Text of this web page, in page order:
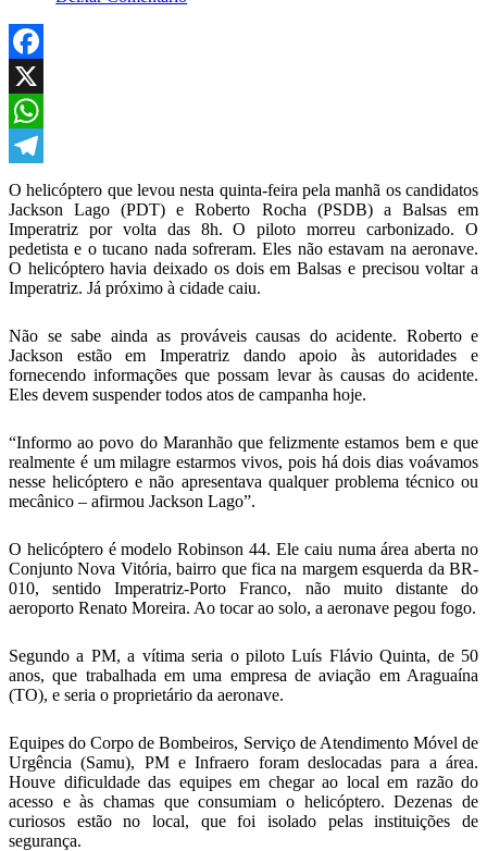
Facebook
X
WhatsApp
Telegram
O helicóptero que levou nesta quinta-feira pela manhã os candidatos
Jackson Lago (PDT) e Roberto Rocha (PSDB) a Balsas em
Imperatriz por volta das 8h. O piloto morreu carbonizado. O
pedetista e o tucano nada sofreram. Eles não estavam na aeronave.
O helicóptero havia deixado os dois em Balsas e precisou voltar a
Imperatriz. Já próximo à cidade caiu.
Não se sabe ainda as prováveis causas do acidente. Roberto e
Jackson estão em Imperatriz dando apoio às autoridades e
fornecendo informações que possam levar às causas do acidente.
Eles devem suspender todos atos de campanha hoje.
“Informo ao povo do Maranhão que felizmente estamos bem e que
realmente é um milagre estarmos vivos, pois há dois dias voávamos
nesse helicóptero e não apresentava qualquer problema técnico ou
mecânico – afirmou Jackson Lago”.
O helicóptero é modelo Robinson 44. Ele caiu numa área aberta no
Conjunto Nova Vitória, bairro que fica na margem esquerda da BR-
010, sentido Imperatriz-Porto Franco, não muito distante do
aeroporto Renato Moreira. Ao tocar ao solo, a aeronave pegou fogo.
Segundo a PM, a vítima seria o piloto Luís Flávio Quinta, de 50
anos, que trabalhada em uma empresa de aviação em Araguaína
(TO), e seria o proprietário da aeronave.
Equipes do Corpo de Bombeiros, Serviço de Atendimento Móvel de
Urgência (Samu), PM e Infraero foram deslocadas para a área.
Houve dificuldade das equipes em chegar ao local em razão do
acesso e às chamas que consumiam o helicóptero. Dezenas de
curiosos estão no local, que foi isolado pelas instituições de
segurança.